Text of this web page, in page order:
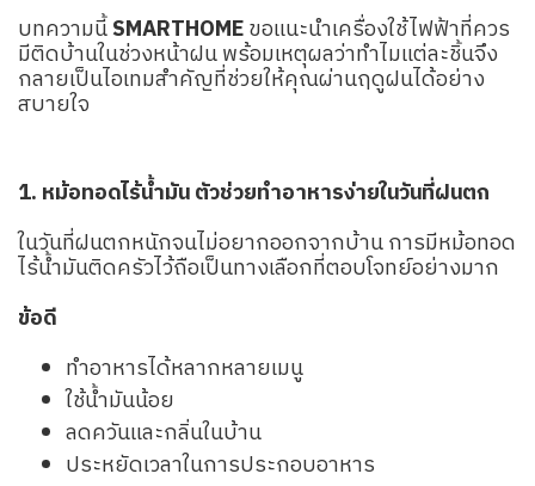
บทความนี้SMARTHOMEขอแนะนำเครื่องใช้ไฟฟ้าที่ควร
มีติดบ้านในช่วงหน้าฝน พร้อมเหตุผลว่าทำไมแต่ละชิ้นจึง
กลายเป็นไอเทมสำคัญที่ช่วยให้คุณผ่านฤดูฝนได้อย่าง
สบายใจ
1. หม้อทอดไร้น้ำมัน ตัวช่วยทำอาหารง่ายในวันที่ฝนตก
ในวันที่ฝนตกหนักจนไม่อยากออกจากบ้าน การมีหม้อทอด
ไร้น้ำมันติดครัวไว้ถือเป็นทางเลือกที่ตอบโจทย์อย่างมาก
ข้อดี
ทำอาหารได้หลากหลายเมนู
ใช้น้ำมันน้อย
ลดควันและกลิ่นในบ้าน
ประหยัดเวลาในการประกอบอาหาร